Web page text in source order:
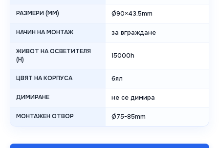
РАЗМЕРИ (MM) Ø90×43.5mm
НАЧИН НА МОНТАЖ за вграждане
ЖИВОТ НА ОСВЕТИТЕЛЯ
(H)
15000h
ЦВЯТ НА КОРПУСА бял
ДИМИРАНЕ не се димира
МОНТАЖЕН ОТВОР Ø75-85mm